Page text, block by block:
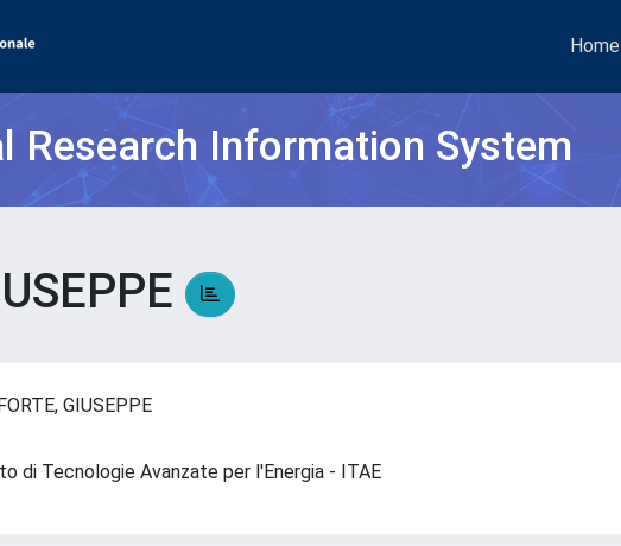
Home
Research Information System
GIUSEPPE
di Tecnologie Avanzate per l'Energia - ITAE